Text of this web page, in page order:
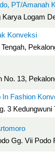
PT/Amanah
Karya Logam
Konveksi
No. 13,
In Fashion
3
Gg. Vii Podo